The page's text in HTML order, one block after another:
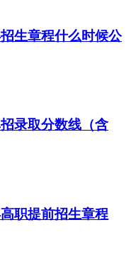
生章程什么时候公
录取分数线（含
职提前招生章程